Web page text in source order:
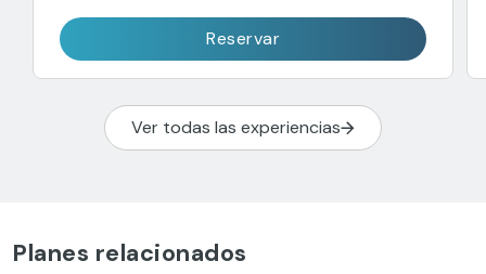
Reservar
Ver todas las experiencias
Planes relacionados